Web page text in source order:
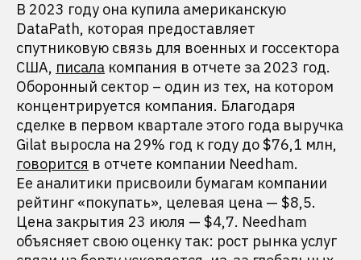
В 2023 году она купила американскую
DataPath, которая предоставляет
спутниковую связь для военных и госсектора
США, писала компания в отчете за 2023 год.
Оборонный сектор – один из тех, на котором
концентрируется компания. Благодаря
сделке в первом квартале этого года выручка
Gilat выросла на 29% год к году до $76,1 млн,
говорится в отчете компании Needham.
Ее аналитики присвоили бумагам компании
рейтинг «покупать», целевая цена — $8,5.
Цена закрытия 23 июля — $4,7. Needham
объясняет свою оценку так: рост рынка услуг